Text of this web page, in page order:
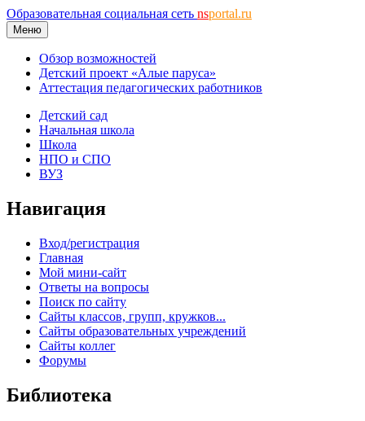
Образовательная социальная сеть nsportal.ru
Меню
Обзор возможностей
Детский проект «Алые паруса»
Аттестация педагогических работников
Детский сад
Начальная школа
Школа
НПО и СПО
ВУЗ
Навигация
Вход/регистрация
Главная
Мой мини-сайт
Ответы на вопросы
Поиск по сайту
Сайты классов, групп, кружков...
Сайты образовательных учреждений
Сайты коллег
Форумы
Библиотека